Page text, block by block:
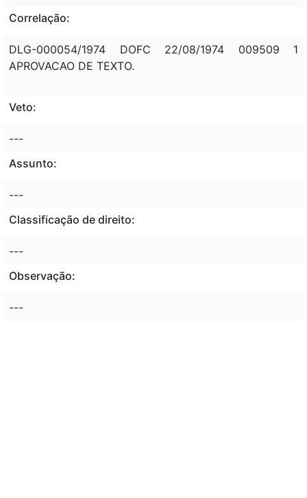
Correlação:
DLG-000054/1974 DOFC 22/08/1974 009509 1
APROVACAO DE TEXTO.
Veto:
---
Assunto:
---
Classificação de direito:
---
Observação:
---